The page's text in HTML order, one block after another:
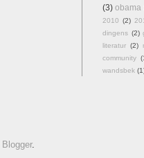
(3) obama
2010 (2)
dingens (2)
literatur (2)
community
wandsbek
Blogger.